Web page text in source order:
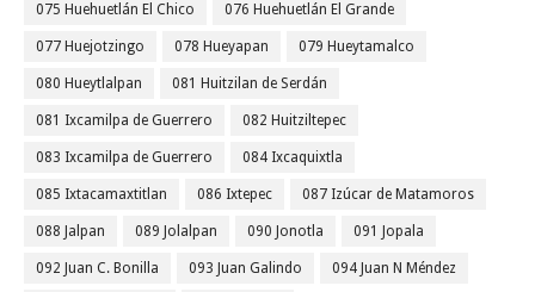
075 Huehuetlán El Chico 076 Huehuetlán El Grande
077 Huejotzingo 078 Hueyapan 079 Hueytamalco
080 Hueytlalpan 081 Huitzilan de Serdán
081 Ixcamilpa de Guerrero 082 Huitziltepec
083 Ixcamilpa de Guerrero 084 Ixcaquixtla
085 Ixtacamaxtitlan 086 Ixtepec 087 Izúcar de Matamoros
088 Jalpan 089 Jolalpan 090 Jonotla 091 Jopala
092 Juan C. Bonilla 093 Juan Galindo 094 Juan N Méndez